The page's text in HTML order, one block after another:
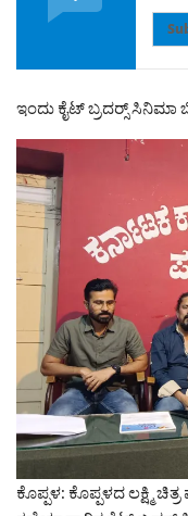
ಇಂದು ಕೈಟ್ ಬ್ರದರ‍್ಸ್ ಸಿನಿಮಾ
ಕೊಪ್ಪಳ: ಕೊಪ್ಪಳದ ಲಕ್ಷ್ಮಿ